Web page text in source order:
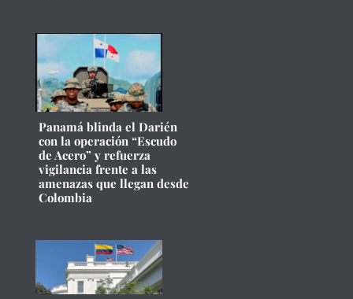
Panamá blinda el Darién
con la operación “Escudo
de Acero” y refuerza
vigilancia frente a las
amenazas que llegan desde
Colombia